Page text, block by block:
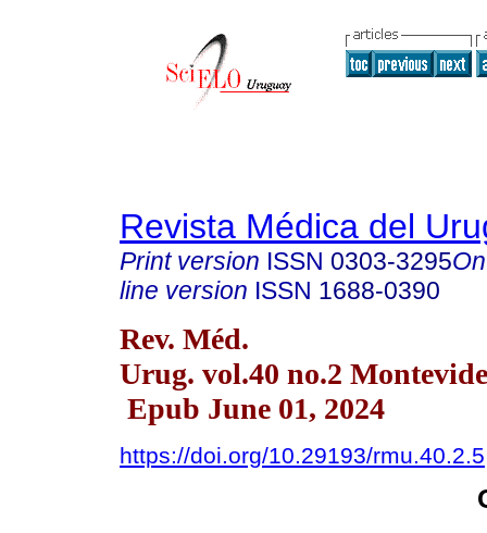
Revista Médica del
Print version ISSN 0303-3295
line version ISSN 1688-0390
Rev. Méd.
Urug. vol.40 no.2
Epub June 01, 2024
https://doi.org/10.29193/rmu.40.2.5